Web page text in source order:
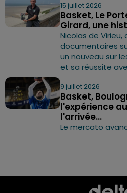
15 juillet 2026
Basket, Le
Girard, une
Nicolas de
documentaires
un nouveau sur
et sa réussite
9 juillet 2026
Basket,
l'expérience
l'arrivée...
Le mercato